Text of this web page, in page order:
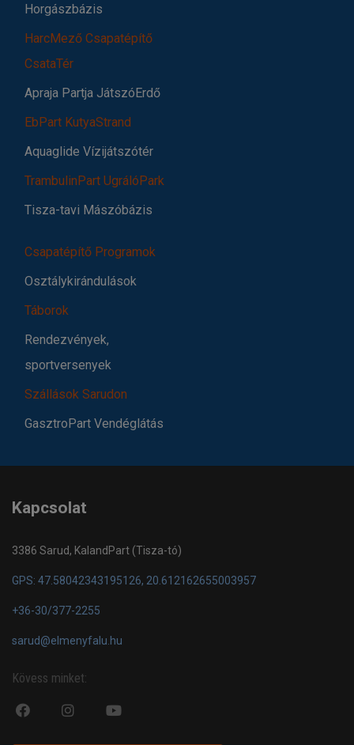
Horgászbázis
HarcMező Csapatépítő
CsataTér
Apraja Partja JátszóErdő
EbPart KutyaStrand
Aquaglide Vízijátszótér
TrambulinPart UgrálóPark
Tisza-tavi Mászóbázis
Csapatépítő Programok
Osztálykirándulások
Táborok
Rendezvények,
sportversenyek
Szállások Sarudon
GasztroPart Vendéglátás
Kapcsolat
3386 Sarud, KalandPart (Tisza-tó)
GPS: 47.58042343195126, 20.612162655003957
+36-30/377-2255
sarud@elmenyfalu.hu
Kövess minket:
fa
fa